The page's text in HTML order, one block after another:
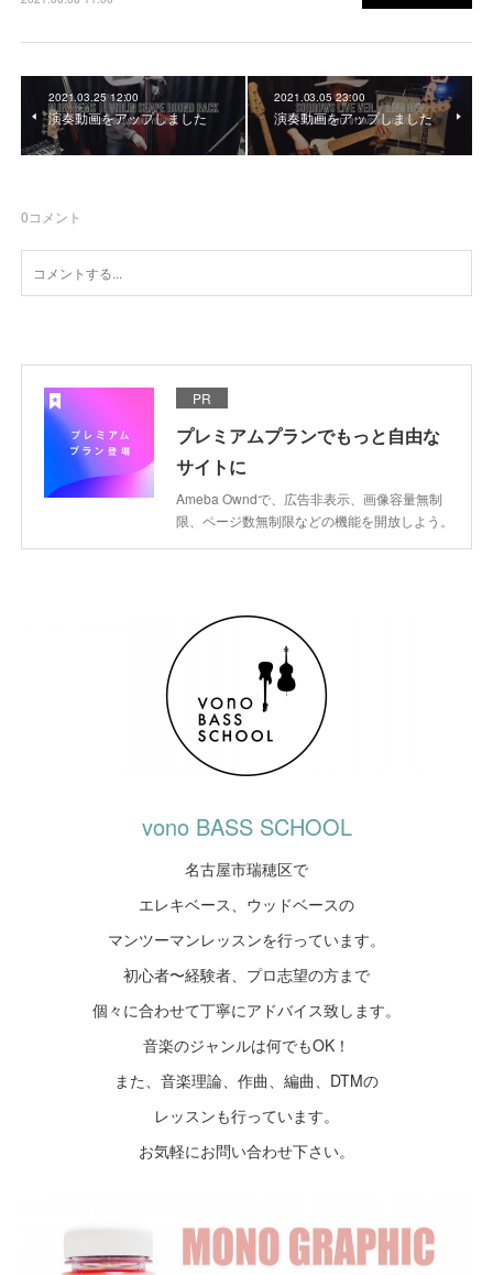
2021.03.25 12:00
演奏動画をアップしました
2021.03.05 23:00
演奏動画をアップしました
0コメント
PR
プレミアムプランでもっと自由な
サイトに
Ameba Owndで、広告非表示、画像容量無制
限、ページ数無制限などの機能を開放しよう。
vono BASS SCHOOL
名古屋市瑞穂区で
エレキベース、ウッドベースの
マンツーマンレッスンを行っています。
初心者〜経験者、プロ志望の方まで
個々に合わせて丁寧にアドバイス致します。
音楽のジャンルは何でもOK！
また、音楽理論、作曲、編曲、DTMの
レッスンも行っています。
お気軽にお問い合わせ下さい。